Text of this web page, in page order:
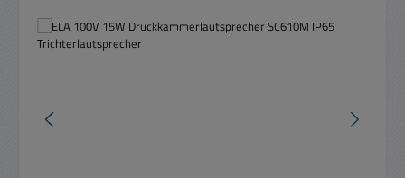
Bildergalerie überspringen